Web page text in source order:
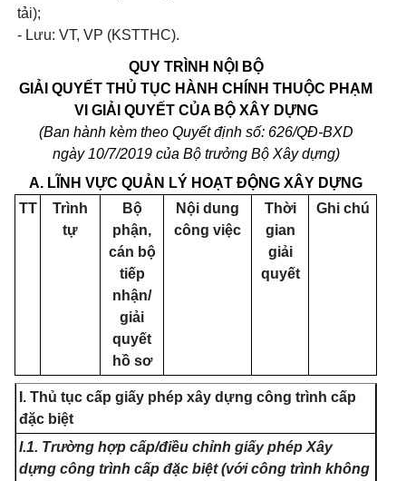
tải);
- Lưu: VT, VP (KSTTHC).
QUY TRÌNH NỘI BỘ
GIẢI QUYẾT THỦ TỤC HÀNH CHÍNH THUỘC PHẠM
VI GIẢI QUYẾT CỦA BỘ XÂY DỰNG
(Ban hành kèm theo Quyếtđịnh số: 626/QĐ-BXD
ngày10/7/2019 của Bộ trưởng Bộ Xây dựng)
A. LĨNH VỰC QUẢN LÝ HOẠT ĐỘNG XÂY DỰNG
TT
Trình
tự
Bộ
phận,
cán bộ
tiếp
nhận/
giải
quyết
hồ sơ
Nội dung
công việc
Thời
gian
giải
quyết
Ghi chú
I. Thủ tục cấp giấy phép xây dựng công trình cấp
đặc biệt
I.1. Trường hợp cấp/điều chỉnh giấy phép Xây
dựng công trình cấp đặc biệt (với công trình không